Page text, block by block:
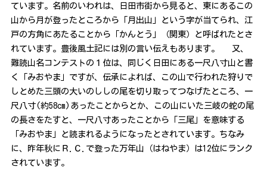
ています。名前のいわれは、日田市街から見ると、東にあるこの
山から月が登ったところから「月出山」という字が当てられ、江
戸の方角にあたることから「かんとう」（関東）と呼ばれたとさ
れています。豊後風土記には別の言い伝えもあります。 又、
難読山名コンテストの１位は、同じく日田にある一尺八寸山と書
く「みおやま」ですが、伝承によれば、この山で行われた狩りで
しとめた三頭の大いのししの尾を切り取ってつなげたところ、一
尺八寸(約58cm)あったことからとか、この山にいた三岐の蛇の尾
の長さをたすと、一尺八寸あったことから「三尾」を意味する
「みおやま」と読まれるようになったとされています。ちなみ
に、昨年秋にＲ.Ｃ.で登った万年山（はねやま）は12位にランク
されています。